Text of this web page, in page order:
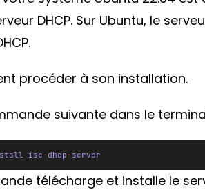
DHCP. Sur Ubuntu, le
procéder à son installation.
suivante dans le
isc- dhcp- server
télécharge et installe le